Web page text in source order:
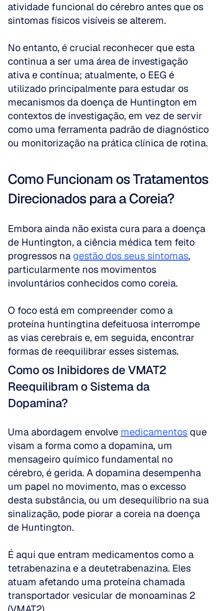
atividade funcional do cérebro antes que os
sintomas físicos visíveis se alterem.
No entanto, é crucial reconhecer que esta
continua a ser uma área de investigação
ativa e contínua; atualmente, o EEG é
utilizado principalmente para estudar os
mecanismos da doença de Huntington em
contextos de investigação, em vez de servir
como uma ferramenta padrão de diagnóstico
ou monitorização na prática clínica de rotina.
Como Funcionam os Tratamentos
Direcionados para a Coreia?
Embora ainda não exista cura para a doença
de Huntington, a ciência médica tem feito
progressos na gestão dos seus sintomas,
particularmente nos movimentos
involuntários conhecidos como coreia.
O foco está em compreender como a
proteína huntingtina defeituosa interrompe
as vias cerebrais e, em seguida, encontrar
formas de reequilibrar esses sistemas.
Como os Inibidores de VMAT2
Reequilibram o Sistema da
Dopamina?
Uma abordagem envolve medicamentos que
visam a forma como a dopamina, um
mensageiro químico fundamental no
cérebro, é gerida. A dopamina desempenha
um papel no movimento, mas o excesso
desta substância, ou um desequilíbrio na sua
sinalização, pode piorar a coreia na doença
de Huntington.
É aqui que entram medicamentos como a
tetrabenazina e a deutetrabenazina. Eles
atuam afetando uma proteína chamada
transportador vesicular de monoaminas 2